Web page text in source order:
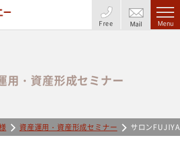
Free Mail Menu
用・資産形成セミナー
資産運用・資産形成セミナー サロン